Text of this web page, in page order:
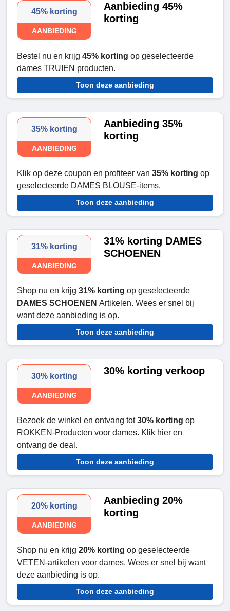
45% korting
AANBIEDING
Aanbieding 45%
korting
Bestel nu en krijg 45% korting op geselecteerde
dames TRUIEN producten.
Toon deze aanbieding
35% korting
AANBIEDING
Aanbieding 35%
korting
Klik op deze coupon en profiteer van 35% korting op
geselecteerde DAMES BLOUSE-items.
Toon deze aanbieding
31% korting
AANBIEDING
31% korting DAMES
SCHOENEN
Shop nu en krijg 31% korting op geselecteerde
DAMES SCHOENEN Artikelen. Wees er snel bij
want deze aanbieding is op.
Toon deze aanbieding
30% korting
AANBIEDING
30% korting verkoop
Bezoek de winkel en ontvang tot30% korting op
ROKKEN-Producten voor dames. Klik hier en
ontvang de deal.
Toon deze aanbieding
20% korting
AANBIEDING
Aanbieding 20%
korting
Shop nu en krijg 20% korting op geselecteerde
VETEN-artikelen voor dames. Wees er snel bij want
deze aanbieding is op.
Toon deze aanbieding